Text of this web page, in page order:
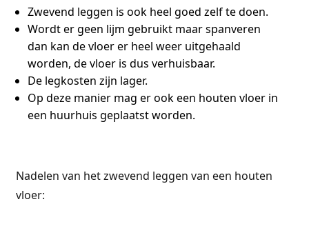
Zwevend leggen is ook heel goed zelf te doen.
Wordt er geen lijm gebruikt maar spanveren
dan kan de vloer er heel weer uitgehaald
worden, de vloer is dus verhuisbaar.
De legkosten zijn lager.
Op deze manier mag er ook een houten vloer in
een huurhuis geplaatst worden.
Nadelen van het zwevend leggen van een houten
vloer: